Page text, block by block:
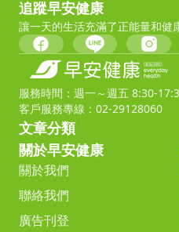
追蹤早安健康
讓一天的生活充滿了正能量和健
服務時間：週一～週五 8:30-
客戶服務專線：02-29128060
文章分類
關於早安健康
關於我們
聯絡我們
廣告刊登